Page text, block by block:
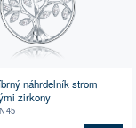
náhrdelník strom
zirkony